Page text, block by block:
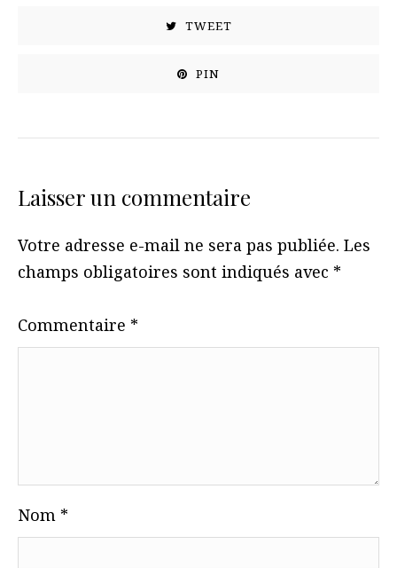
TWEET
PIN
Laisser un commentaire
Votre adresse e-mail ne sera pas publiée. Les
champs obligatoires sont indiqués avec *
Commentaire *
Nom *